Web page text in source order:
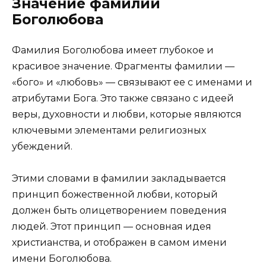
Значение фамилии
Боголюбова
Фамилия Боголюбова имеет глубокое и
красивое значение. Фрагменты фамилии —
«бого» и «любовь» — связывают ее с именами и
атрибутами Бога. Это также связано с идеей
веры, духовности и любви, которые являются
ключевыми элементами религиозных
убеждений.
Этими словами в фамилии закладывается
принцип божественной любви, который
должен быть олицетворением поведения
людей. Этот принцип — основная идея
христианства, и отображен в самом имени
имени Боголюбова.